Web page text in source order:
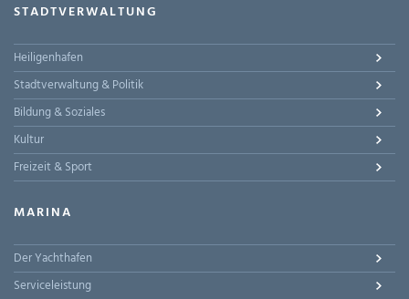
STADTVERWALTUNG
Heiligenhafen
Stadtverwaltung & Politik
Bildung & Soziales
Kultur
Freizeit & Sport
MARINA
Der Yachthafen
Serviceleistung